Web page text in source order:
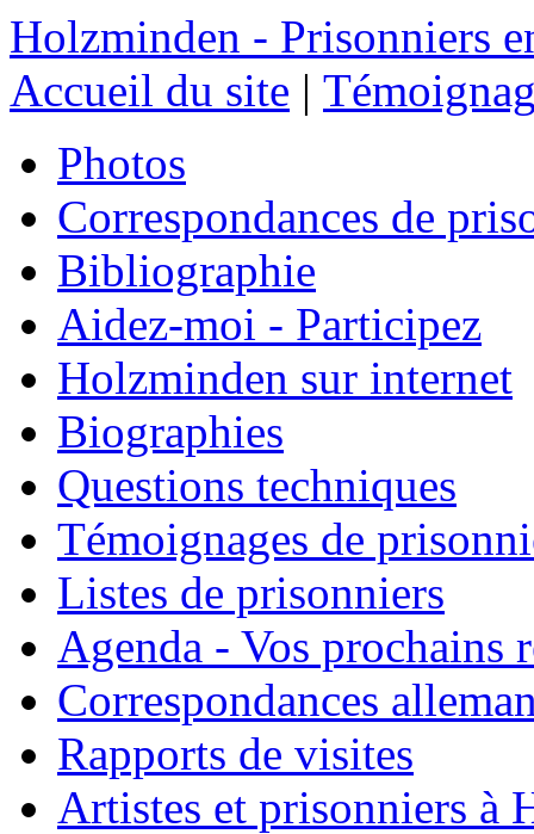
Holzminden - Prisonniers
Accueil du site |
Photos
Correspondances de
Bibliographie
Aidez-moi - Participez
Holzminden sur internet
Biographies
Questions techniques
Témoignages de
Listes de prisonniers
Agenda - Vos prochains
Correspondances
Rapports de visites
Artistes et prisonniers à